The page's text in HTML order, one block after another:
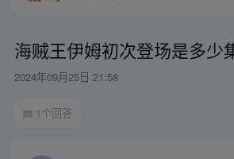
海贼王伊姆初次登场是多少
2024年09月25日 21:58
1个回答